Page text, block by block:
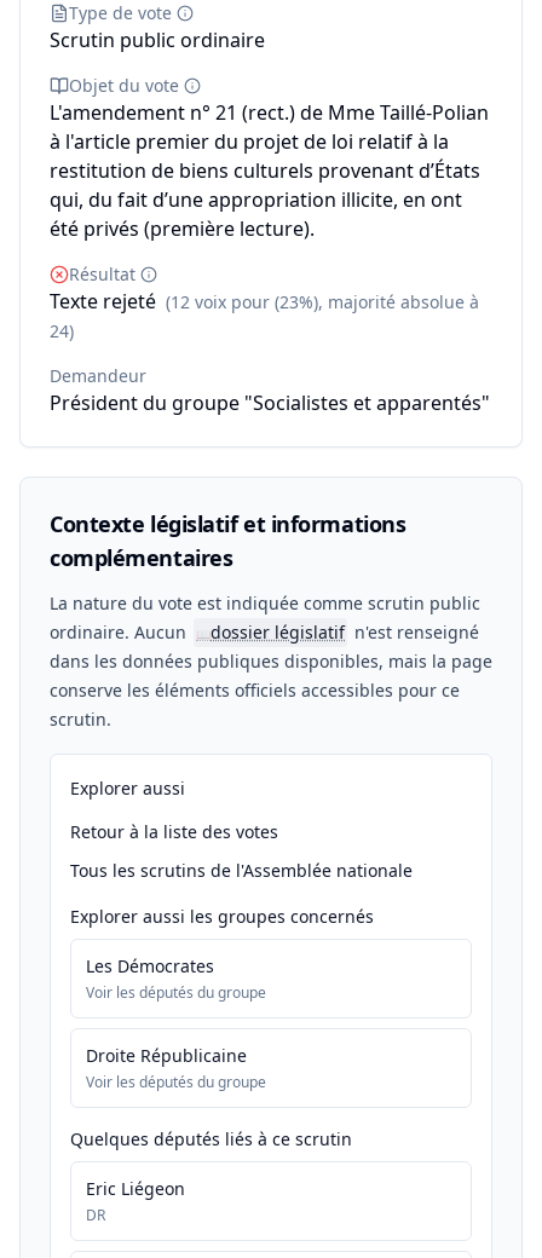
Type de vote
Scrutin public ordinaire
Objet du vote
L'amendement n° 21 (rect.) de Mme Taillé-Polian
à l'article premier du projet de loi relatif à la
restitution de biens culturels provenant d’États
qui, du fait d’une appropriation illicite, en ont
été privés (première lecture).
Résultat
Texte rejeté (12 voix pour (23%), majorité absolue à
24)
Demandeur
Président du groupe "Socialistes et apparentés"
Contexte législatif et informations
complémentaires
La nature du vote est indiquée comme scrutin public
ordinaire. Aucun
📖dossier législatif n'est renseigné
dans les données publiques disponibles, mais la page
conserve les éléments officiels accessibles pour ce
scrutin.
Explorer aussi
Retour à la liste des votes
Tous les scrutins de l'Assemblée nationale
Explorer aussi les groupes concernés
Les Démocrates
Voir les députés du groupe
Droite Républicaine
Voir les députés du groupe
Quelques députés liés à ce scrutin
Eric Liégeon
DR